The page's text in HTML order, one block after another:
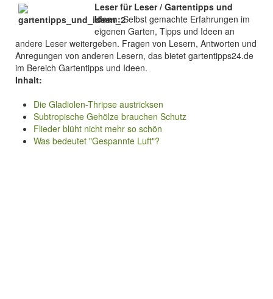
Leser für Leser / Gartentipps und
Ideen:Selbst gemachte Erfahrungen im
eigenen Garten, Tipps und Ideen an
andere Leser weitergeben. Fragen von Lesern, Antworten und
Anregungen von anderen Lesern, das bietet gartentipps24.de
im Bereich Gartentipps und Ideen.
Inhalt:
Die Gladiolen-Thripse austricksen
Subtropische Gehölze brauchen Schutz
Flieder blüht nicht mehr so schön
Was bedeutet "Gespannte Luft"?